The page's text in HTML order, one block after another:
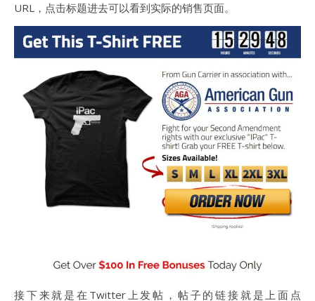
URL，点击标题进去可以看到实际的销售页面。
接下来就是在Twitter上发帖，帖子的链接就是上面点